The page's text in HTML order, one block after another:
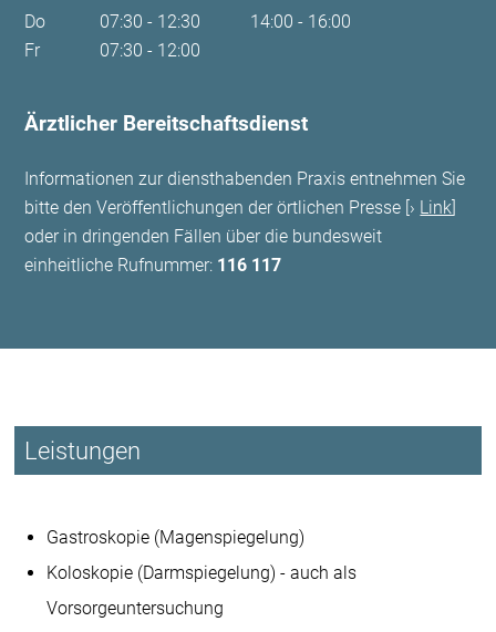
Do
07:30 - 12:30
14:00 - 16:00
Fr
07:30 - 12:00
Ärztlicher Bereitschaftsdienst
Informationen zur diensthabenden Praxis entnehmen Sie
bitte den Veröffentlichungen der örtlichen Presse [
Link
oder in dringenden Fällen über die bundesweit
einheitliche Rufnummer: 116 117
Leistungen
Gastroskopie (Magenspiegelung)
Koloskopie (Darmspiegelung) - auch als
Vorsorgeuntersuchung